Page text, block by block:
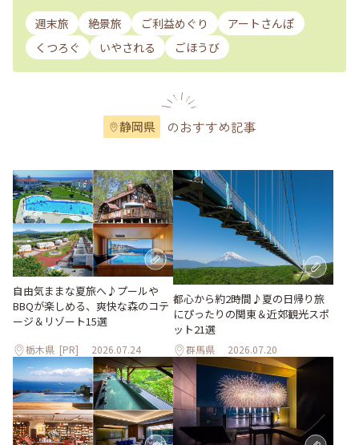
週末旅 絶景旅 ご利益めぐり
アートさんぽ
くつろぐ
いやされる ごほうび
静岡県 のおすすめ記事
自由気ままな夏旅へ♪プールや
BBQが楽しめる、爽快な森のコテ
ージ＆リゾート15選
栃木県 [PR] 2026.07.24
都心から約2時間♪夏の日帰り旅
にぴったりの関東＆近郊観光スポ
ット21選
群馬県 2026.07.20